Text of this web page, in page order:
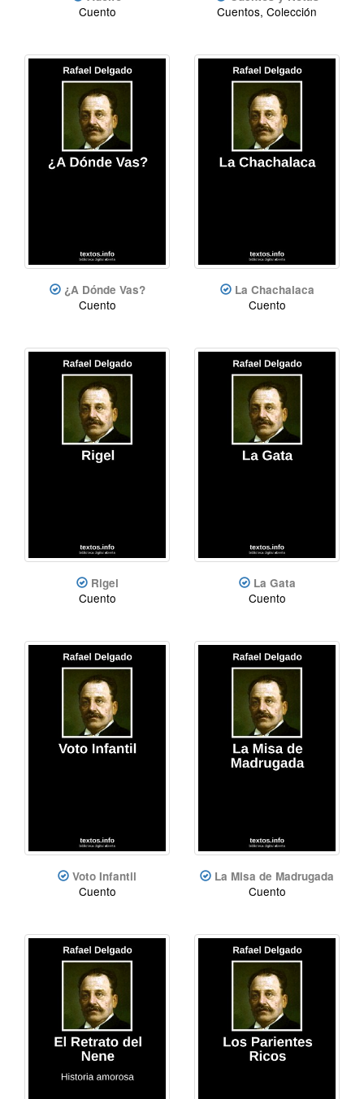
Cuento Cuentos, Colección
¿A Dónde Vas?
Cuento
La Chachalaca
Cuento
Rigel
Cuento
La Gata
Cuento
Voto Infantil
Cuento
La Misa de Madrugada
Cuento